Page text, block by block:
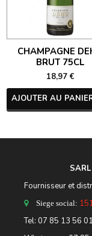
CHAMPAGNE
BRUT 75CL
18,97 €
AJOUTER AU
SARL
Fournisseur et
Siege social:
Tel: 07 85 13 56 01